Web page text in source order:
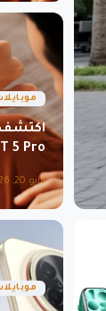
تجمع
مايو 20, 2026